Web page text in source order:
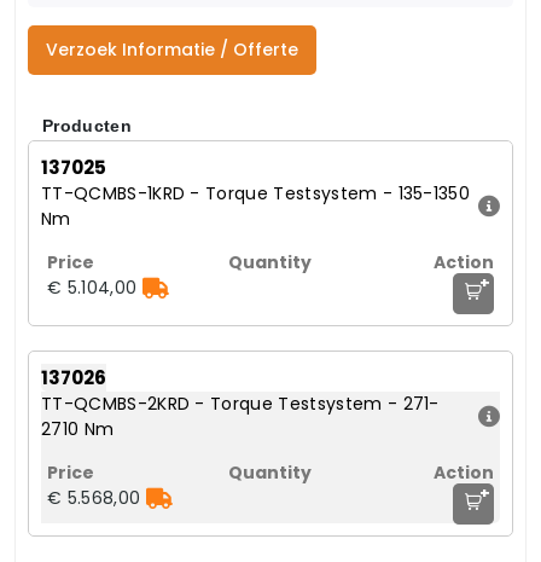
Verzoek Informatie / Offerte
Producten
137025
TT-QCMBS-1KRD - Torque Testsystem - 135-1350
Nm
€ 5.104,00 +
137026
TT-QCMBS-2KRD - Torque Testsystem - 271-
2710 Nm
€ 5.568,00 +